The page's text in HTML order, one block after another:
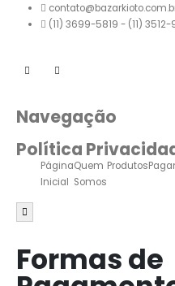
(11) 3699-5819 - (11) 3512-
Navegação
Política
Página
Inicial
Quem
Somos
Produtos
Menu de alternância de
Formas de